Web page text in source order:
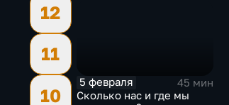
12
11
10
5 февраля
45 мин
Сколько нас и где мы